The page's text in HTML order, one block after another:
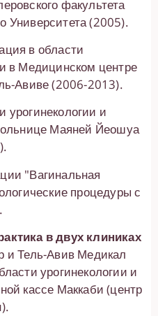
факультета
Университета (2005).
в области
в Медицинском центре
Авиве (2006-2013).
урогинекологии и
Маяней Йеошуа
"Вагинальная
процедуры с
в двух клиниках
и Тель-Авив Медикал
урогинекологии и
кассе Маккаби (центр